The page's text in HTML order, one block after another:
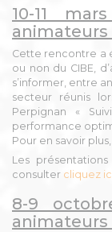
10-11
animateurs
Cette rencontre a
ou non du CIBE,
s’informer, entre
secteur réunis
Perpignan «
performance
Pour en savoir plus,
Les
consulter cliquez
8-9
animateurs